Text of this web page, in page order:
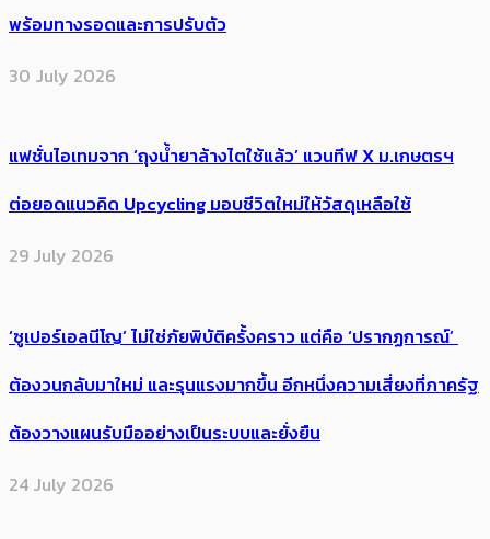
พร้อมทางรอดและการปรับตัว
30 July 2026
แฟชั่นไอเทมจาก ‘ถุงน้ำยาล้างไตใช้แล้ว’ แวนทีฟ X ม.เกษตรฯ
ต่อยอดแนวคิด Upcycling มอบชีวิตใหม่ให้วัสดุเหลือใช้
29 July 2026
‘ซูเปอร์เอลนีโญ’ ไม่ใช่ภัยพิบัติครั้งคราว แต่คือ ‘ปรากฏการณ์’ ​
ต้อง​วนกลับมาใหม่ และรุนแรงมากขึ้น อีกหนึ่งความเสี่ยงที่ภาครัฐ
ต้องวางแผนรับมืออย่างเป็นระบบและยั่งยืน
24 July 2026